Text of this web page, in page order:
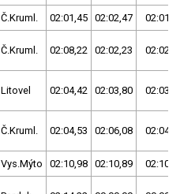
Č.Kruml. 02:01,45 02:02,47
Č.Kruml. 02:08,22 02:02,23
Litovel 02:04,42 02:03,80
Č.Kruml. 02:04,53 02:06,08
Vys.Mýto 02:10,98 02:10,89